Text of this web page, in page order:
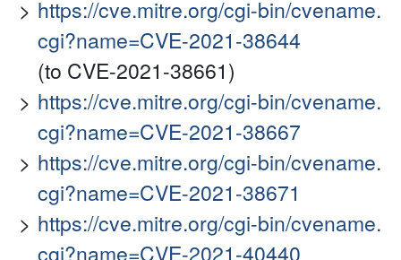
https://cve.mitre.org/cgi-bin/cvename.
cgi?name=CVE-2021-38644
(to CVE-2021-38661)
https://cve.mitre.org/cgi-bin/cvename.
cgi?name=CVE-2021-38667
https://cve.mitre.org/cgi-bin/cvename.
cgi?name=CVE-2021-38671
https://cve.mitre.org/cgi-bin/cvename.
cgi?name=CVE-2021-40440